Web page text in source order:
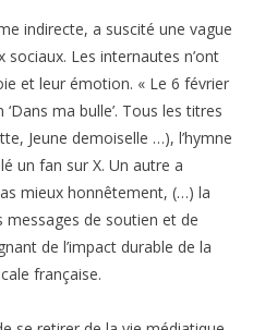
indirecte, a suscité une vague
sociaux. Les internautes n’ont
et leur émotion. « Le 6 février
ma bulle’. Tous les titres
Jeune demoiselle …), l’hymne
un fan sur X. Un autre a
mieux honnêtement, (…) la
messages de soutien et de
de l’impact durable de la
française.